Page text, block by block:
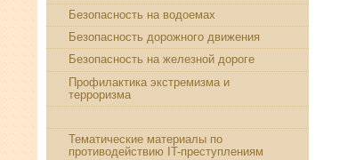
Безопасность на водоемах
Безопасность дорожного движения
Безопасность на железной дороге
Профилактика экстремизма и
терроризма
Тематические материалы по
противодействию IT-преступлениям